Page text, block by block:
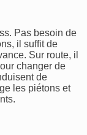
Pas besoin de
il suffit de
Sur route, il
changer de
de
les piétons et